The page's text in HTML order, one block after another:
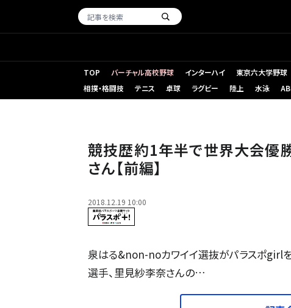
TOP バーチャル高校野球 インターハイ 東京六大学野球
相撲・格闘技
テニス 卓球 ラグビー 陸上 水泳
競技歴約1年半で世界大会優
さん【前編】
2018.12.19 10:00
泉はる&non-noカワイイ選抜がパラスポgirl
選手、里見紗李奈さんの…